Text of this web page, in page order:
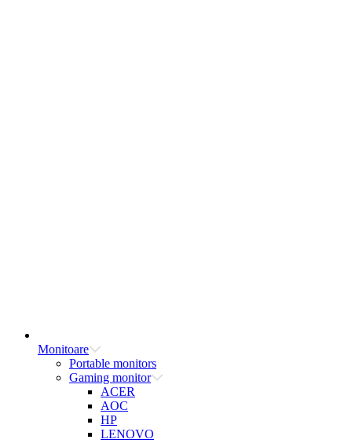
Monitoare
Portable monitors
Gaming monitor
ACER
AOC
HP
LENOVO